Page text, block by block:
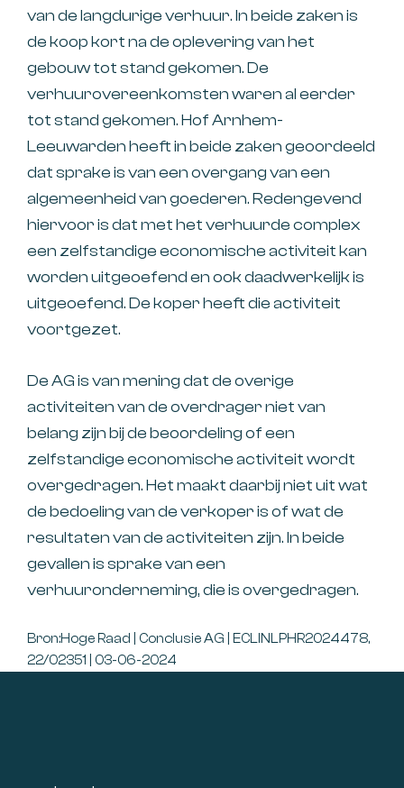
van de langdurige verhuur. In beide zaken is
de koop kort na de oplevering van het
gebouw tot stand gekomen. De
verhuurovereenkomsten waren al eerder
tot stand gekomen. Hof Arnhem-
Leeuwarden heeft in beide zaken geoordeeld
dat sprake is van een overgang van een
algemeenheid van goederen. Redengevend
hiervoor is dat met het verhuurde complex
een zelfstandige economische activiteit kan
worden uitgeoefend en ook daadwerkelijk is
uitgeoefend. De koper heeft die activiteit
voortgezet.
De AG is van mening dat de overige
activiteiten van de overdrager niet van
belang zijn bij de beoordeling of een
zelfstandige economische activiteit wordt
overgedragen. Het maakt daarbij niet uit wat
de bedoeling van de verkoper is of wat de
resultaten van de activiteiten zijn. In beide
gevallen is sprake van een
verhuuronderneming, die is overgedragen.
Bron:Hoge Raad | Conclusie AG | ECLINLPHR2024478,
22/02351 | 03-06-2024